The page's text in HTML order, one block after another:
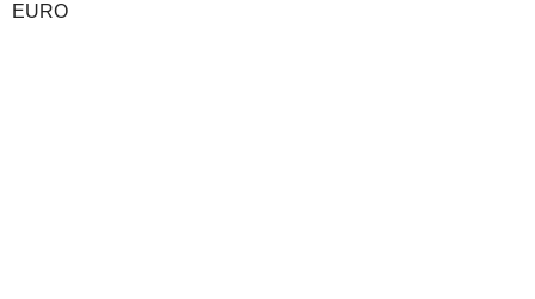
EURO